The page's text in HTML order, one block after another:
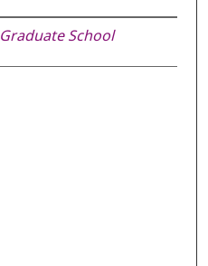
Graduate School